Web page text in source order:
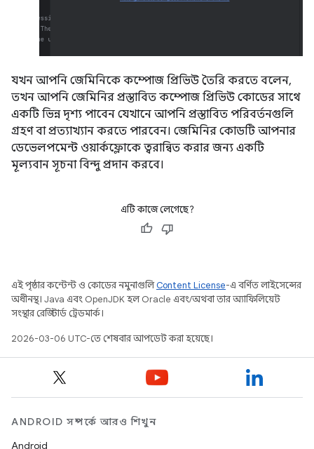
যখন আপনি জেমিনিকে কম্পোজ প্রিভিউ তৈরি করতে বলেন,
তখন আপনি জেমিনির প্রস্তাবিত কম্পোজ প্রিভিউ কোডের সাথে
একটি ভিন্ন দৃশ্য পাবেন যেখানে আপনি প্রস্তাবিত পরিবর্তনগুলি
গ্রহণ বা প্রত্যাখ্যান করতে পারবেন। জেমিনির কোডটি আপনার
ডেভেলপমেন্ট ওয়ার্কফ্লোকে ত্বরান্বিত করার জন্য একটি
মূল্যবান সূচনা বিন্দু প্রদান করবে।
এটি কাজে লেগেছে?
এই পৃষ্ঠার কন্টেন্ট ও কোডের নমুনাগুলিContent License-এ বর্ণিত লাইসেন্সের
অধীনস্থ। Java এবং OpenJDK হল Oracle এবং/অথবা তার অ্যাফিলিয়েট
সংস্থার রেজিস্টার্ড ট্রেডমার্ক।
2026-03-06 UTC-তে শেষবার আপডেট করা হয়েছে।
ANDROID সম্পর্কে আরও শিখুন
Android